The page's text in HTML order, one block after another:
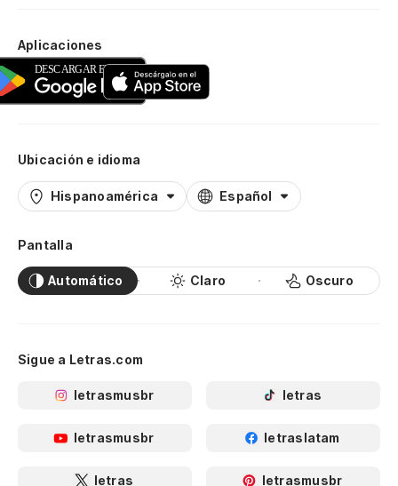
Aplicaciones
Ubicación e idioma
Hispanoamérica Español
Pantalla
Automático Claro Oscuro
Sigue a Letras.com
letrasmusbr letras
letrasmusbr letraslatam
letras letrasmusbr